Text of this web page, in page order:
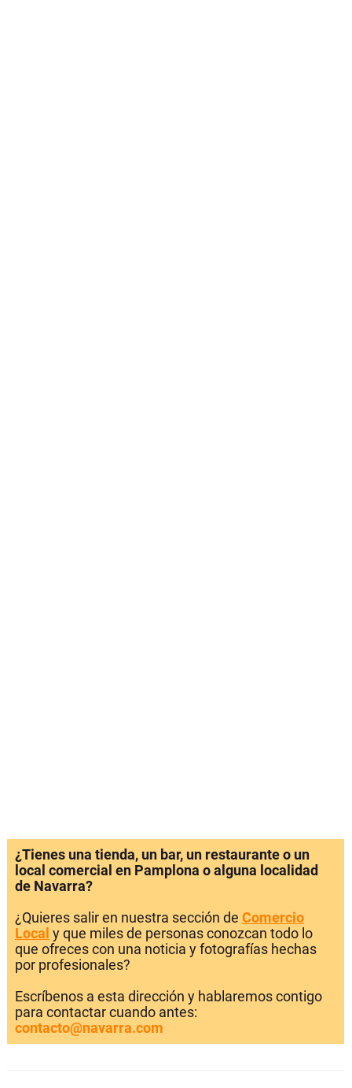
¿Tienes una tienda, un bar, un restaurante o un
local comercial en Pamplona o alguna localidad
de Navarra?
¿Quieres salir en nuestra sección de Comercio
Local y que miles de personas conozcan todo lo
que ofreces con una noticia y fotografías hechas
por profesionales?
Escríbenos a esta dirección y hablaremos contigo
para contactar cuando antes:
contacto@navarra.com